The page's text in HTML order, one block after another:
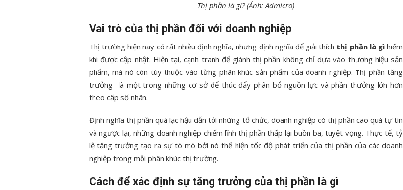
Thị phần là gì? (Ảnh: Admicro)
Vai trò của thị phần đối với doanh nghiệp
Thị trường hiện nay có rất nhiều định nghĩa, nhưng định nghĩa để giải thích thị phần là gìhiếm
khi được cập nhật. Hiện tại, cạnh tranh để giành thị phần không chỉ dựa vào thương hiệu sản
phẩm, mà nó còn tùy thuộc vào từng phân khúc sản phẩm của doanh nghiệp. Thị phần tăng
trưởng là một trong những cơ sở để thúc đẩy phân bổ nguồn lực và phần thưởng lớn hơn
theo cấp số nhân.
Định nghĩa thị phần quá lạc hậu dẫn tới những tổ chức, doanh nghiệp có thị phần cao quá tự tin
và ngược lại, những doanh nghiệp chiếm lĩnh thị phần thấp lại buồn bã, tuyệt vọng. Thực tế, tỷ
lệ tăng trưởng tạo ra sự tò mò bởi nó thể hiện tốc độ phát triển của thị phần của các doanh
nghiệp trong mỗi phân khúc thị trường.
Cách để xác định sự tăng trưởng của thị phần là gì